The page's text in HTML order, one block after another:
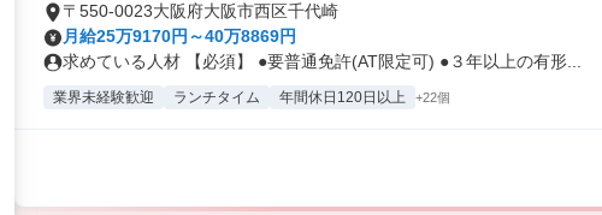
〒550-0023大阪府大阪市西区千代崎
月給25万9170円～40万8869円
求めている人材 【必須】 ●要普通免許(AT限定可) ●３年以上の有形...
業界未経験歓迎 ランチタイム 年間休日120日以上 +22個